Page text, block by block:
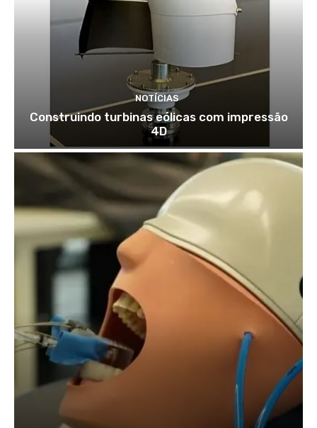
NOTÍCIAS
Construindo turbinas eólicas com impressão
4D